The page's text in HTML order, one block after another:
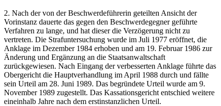
2. Nach der von der Beschwerdeführerin geteilten Ansicht der
Vorinstanz dauerte das gegen den Beschwerdegegner geführte
Verfahren zu lange, und hat dieser die Verzögerung nicht zu
vertreten. Die Strafuntersuchung wurde im Juli 1977 eröffnet, die
Anklage im Dezember 1984 erhoben und am 19. Februar 1986 zur
Änderung und Ergänzung an die Staatsanwaltschaft
zurückgewiesen. Nach Eingang der verbesserten Anklage führte das
Obergericht die Hauptverhandlung im April 1988 durch und fällte
sein Urteil am 28. Juni 1989. Das begründete Urteil wurde am 9.
November 1989 zugestellt. Das Kassationsgericht entschied weitere
eineinhalb Jahre nach dem erstinstanzlichen Urteil.